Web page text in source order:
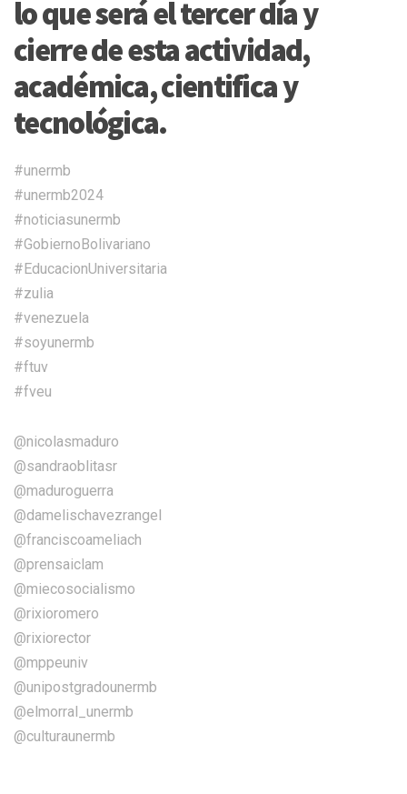
lo que será el tercer día y
cierre de esta actividad,
académica, cientifica y
tecnológica.
#unermb
#unermb2024
#noticiasunermb
#GobiernoBolivariano
#EducacionUniversitaria
#zulia
#venezuela
#soyunermb
#ftuv
#fveu
@nicolasmaduro
@sandraoblitasr
@maduroguerra
@damelischavezrangel
@franciscoameliach
@prensaiclam
@miecosocialismo
@rixioromero
@rixiorector
@mppeuniv
@unipostgradounermb
@elmorral_unermb
@culturaunermb